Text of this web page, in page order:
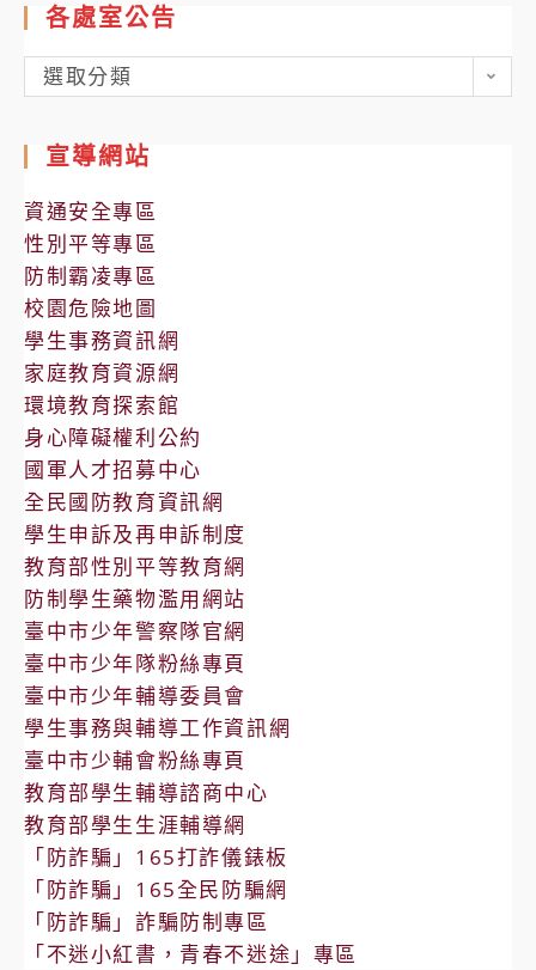
各處室公告
各
處
公
告
選取分類
宣導網站
資通安全專區
性別平等專區
防制霸凌專區
校園危險地圖
學生事務資訊網
家庭教育資源網
環境教育探索館
身心障礙權利公約
國軍人才招募中心
全民國防教育資訊網
學生申訴及再申訴制度
教育部性別平等教育網
防制學生藥物濫用網站
臺中市少年警察隊官網
臺中市少年隊粉絲專頁
臺中市少年輔導委員會
學生事務與輔導工作資訊網
臺中市少輔會粉絲專頁
教育部學生輔導諮商中心
教育部學生生涯輔導網
「防詐騙」165打詐儀錶板
「防詐騙」165全民防騙網
「防詐騙」詐騙防制專區
「不迷小紅書，青春不迷途」專區